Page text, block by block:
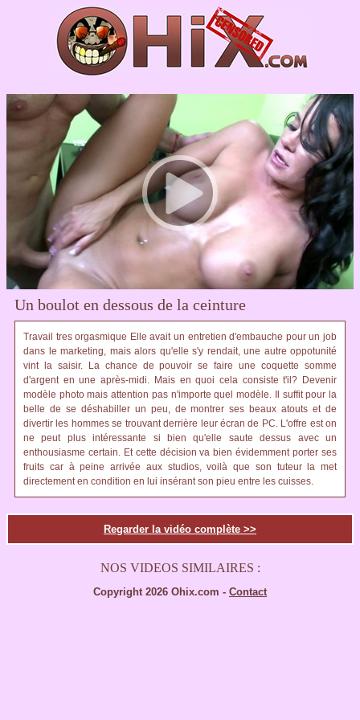
Un boulot en dessous de la ceinture
Travail tres orgasmique Elle avait un entretien d'embauche pour un job
dans le marketing, mais alors qu'elle s'y rendait, une autre oppotunité
vint la saisir. La chance de pouvoir se faire une coquette somme
d'argent en une après-midi. Mais en quoi cela consiste t'il? Devenir
modèle photo mais attention pas n'importe quel modèle. Il suffit pour la
belle de se déshabiller un peu, de montrer ses beaux atouts et de
divertir les hommes se trouvant derrière leur écran de PC. L'offre est on
ne peut plus intéressante si bien qu'elle saute dessus avec un
enthousiasme certain. Et cette décision va bien évidemment porter ses
fruits car à peine arrivée aux studios, voilà que son tuteur la met
directement en condition en lui insérant son pieu entre les cuisses.
Regarder la vidéo complète >>
NOS VIDEOS SIMILAIRES :
Copyright 2026 Ohix.com - Contact